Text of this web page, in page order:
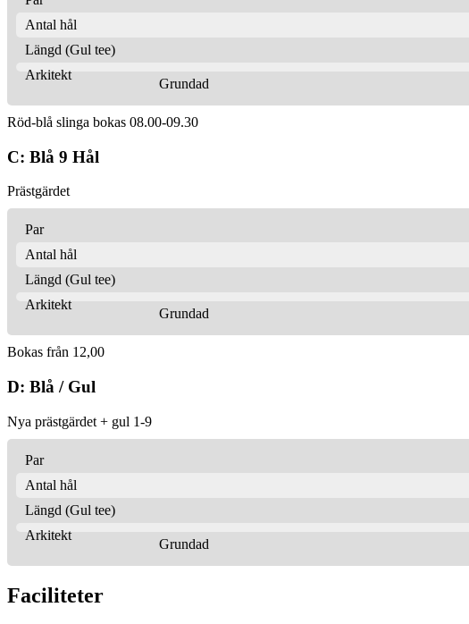
Antal hål
Längd (Gul tee)
Arkitekt
Grundad
Röd-blå slinga bokas 08.00-09.30
C: Blå 9 Hål
Prästgärdet
Par
Antal hål
Längd (Gul tee)
Arkitekt
Grundad
Bokas från 12,00
D: Blå / Gul
Nya prästgärdet + gul 1-9
Par
Antal hål
Längd (Gul tee)
Arkitekt
Grundad
Faciliteter